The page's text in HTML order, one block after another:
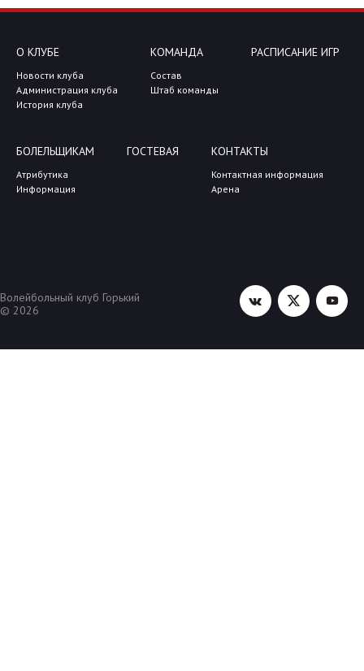
О КЛУБЕ
Новости клуба
Администрация клуба
История клуба
КОМАНДА
Состав
Штаб команды
РАСПИСАНИЕ ИГР
БОЛЕЛЬЩИКАМ
Атрибутика
Информация
ГОСТЕВАЯ КОНТАКТЫ
Контактная информация
Арена
Волейбольный клуб Горький
© 2026